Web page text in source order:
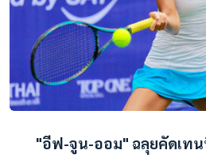
"อีฟ-จูน-ออม" ฉลุยคัดเท